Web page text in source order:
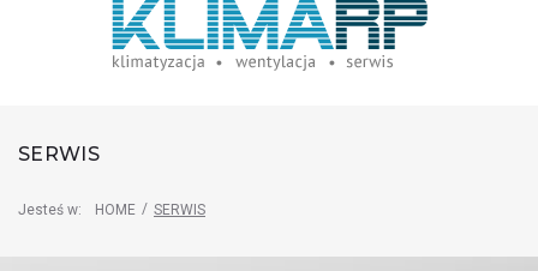
SERWIS
Jesteś w: HOME / SERWIS